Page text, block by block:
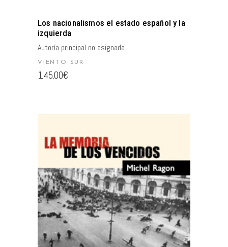
Los nacionalismos el estado español y la
izquierda
Autoría principal no asignada.
VIENTO SUR
145.00€
AÑADIR AL CARRITO